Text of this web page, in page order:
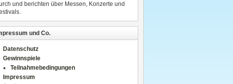
und berichten über Messen, Konzerte und
und Co.
Datenschutz
Gewinnspiele
Teilnahmebedingungen
Impressum